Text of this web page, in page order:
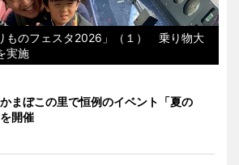
ものフェスタ2026」（１） 乗り物大
実施
まぼこの里で恒例のイベント「夏の
開催